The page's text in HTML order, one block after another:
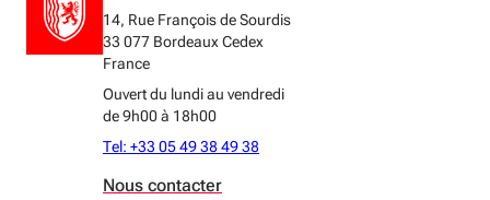
14, Rue François de Sourdis
33 077 Bordeaux Cedex
France
Ouvert du lundi au vendredi
de 9h00 à 18h00
Tel: +33 05 49 38 49 38
Nous contacter